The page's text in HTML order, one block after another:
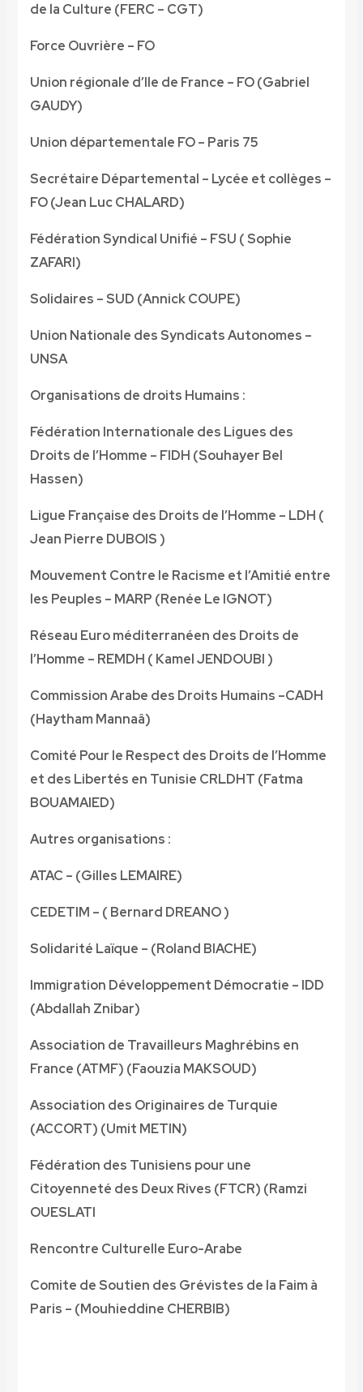
de la Culture (FERC – CGT)
Force Ouvrière – FO
Union régionale d’Ile de France – FO (Gabriel
GAUDY)
Union départementale FO – Paris 75
Secrétaire Départemental – Lycée et collèges –
FO (Jean Luc CHALARD)
Fédération Syndical Unifié – FSU ( Sophie
ZAFARI)
Solidaires – SUD (Annick COUPE)
Union Nationale des Syndicats Autonomes –
UNSA
Organisations de droits Humains :
Fédération Internationale des Ligues des
Droits de l’Homme – FIDH (Souhayer Bel
Hassen)
Ligue Française des Droits de l’Homme – LDH (
Jean Pierre DUBOIS )
Mouvement Contre le Racisme et l’Amitié entre
les Peuples – MARP (Renée Le IGNOT)
Réseau Euro méditerranéen des Droits de
l’Homme – REMDH ( Kamel JENDOUBI )
Commission Arabe des Droits Humains –CADH
(Haytham Mannaâ)
Comité Pour le Respect des Droits de l’Homme
et des Libertés en Tunisie CRLDHT (Fatma
BOUAMAIED)
Autres organisations :
ATAC – (Gilles LEMAIRE)
CEDETIM – ( Bernard DREANO )
Solidarité Laïque – (Roland BIACHE)
Immigration Développement Démocratie – IDD
(Abdallah Znibar)
Association de Travailleurs Maghrébins en
France (ATMF) (Faouzia MAKSOUD)
Association des Originaires de Turquie
(ACCORT) (Umit METIN)
Fédération des Tunisiens pour une
Citoyenneté des Deux Rives (FTCR) (Ramzi
OUESLATI
Rencontre Culturelle Euro-Arabe
Comite de Soutien des Grévistes de la Faim à
Paris – (Mouhieddine CHERBIB)